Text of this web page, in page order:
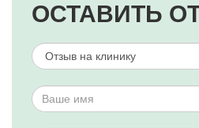
ОСТАВИТЬ